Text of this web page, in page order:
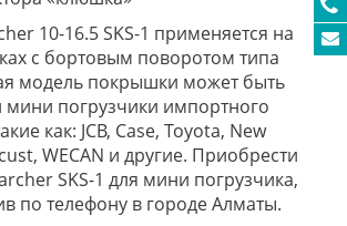
10-16.5 SKS-1 применяется на
с бортовым поворотом типа
модель покрышки может быть
мини погрузчики импортного
как: JCB, Case, Toyota, New
WECAN и другие. Приобрести
SKS-1 для мини погрузчика,
по телефону в городе Алматы.